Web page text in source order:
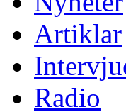
Artiklar
Radio